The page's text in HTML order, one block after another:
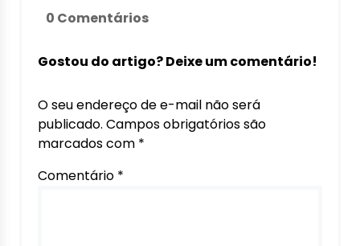
0 Comentários
Gostou do artigo? Deixe um comentário!
O seu endereço de e-mail não será
publicado. Campos obrigatórios são
marcados com *
Comentário *